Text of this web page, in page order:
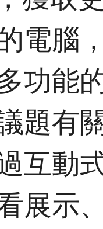
電腦
功能
題有
互動
展示